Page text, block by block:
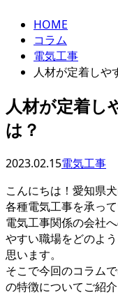
HOME
コラム
電気工事
人材が定着しや
人材が定着し
は？
2023.02.15電気工事
こんにちは！愛知県
各種電気工事を承っ
電気工事関係の会社
やすい職場をどのよ
思います。
そこで今回のコラム
の特徴についてご紹介